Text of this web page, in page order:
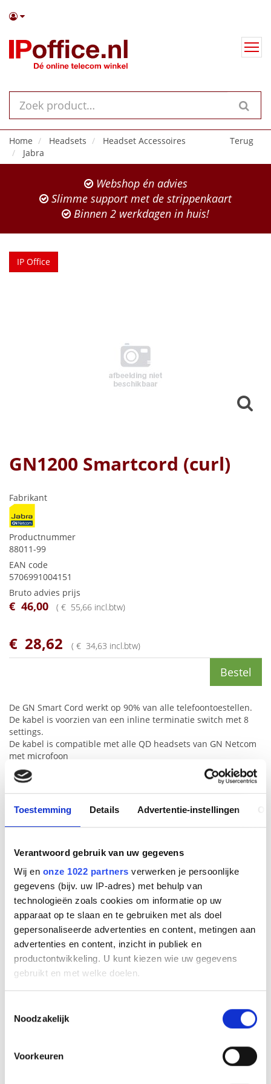
Toestemming Details Advertentie-instellingen
Verantwoord gebruik van uw gegevens
Wij en onze 1022 partners verwerken je persoonlijke
gegevens (bijv. uw IP-adres) met behulp van
technologieën zoals cookies om informatie op uw
apparaat op te slaan en te gebruiken met als doel
gepersonaliseerde advertenties en content, metingen aan
advertenties en content, inzicht in publiek en
productontwikkeling. U kunt kiezen wie uw gegevens
gebruikt en met welke doelen.
Informatie verzamelen over uw geografische
Uw apparaat identificeren door het actief te
scannen op specifieke eigenschappen (fingerprinting)
Noodzakelijk
Voorkeuren
Terug
Home Headsets
Headset Accessoires
Jabra
Webshop én advies
Slimme support met de strippenkaart
Binnen 2 werkdagen in huis!
IP Office
GN1200 Smartcord (curl)
Fabrikant
Productnummer
88011-99
EAN code
5706991004151
Bruto advies prijs
€ 46,00 ( € 55,66 incl.btw)
€ 28,62 ( € 34,63 incl.btw)
Bestel
De GN Smart Cord werkt op 90% van alle telefoontoestellen.
De kabel is voorzien van een inline terminatie switch met 8
settings.
De kabel is compatible met alle QD headsets van GN Netcom
met microfoon
code 00, 02, 82, 70 of 72. Doordat een aantal settings van het
Smart Cord
versterkt zijn, is het mogelijk om eenSTDheadset (02) te
gebruiken waar
normaalgesproken een HS headset (09) moet worden
gebruikt.
Setting
Komt
met
– Coiled
Terminatie
king
1
8800-00-01
of 8800-01-
01
M-, R, R,
M+
No Standard
2
8800-00-37
of 8800-01-
37
R, M-,
M+, R
No
3
8800-00-03
11
R, M+,
No Ascom
06